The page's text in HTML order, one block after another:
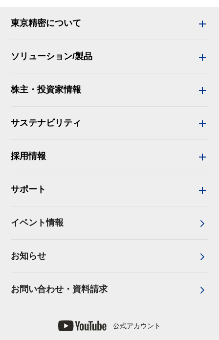
東京精密について
ソリューション/製品
株主・投資家情報
サステナビリティ
採用情報
サポート
イベント情報
お知らせ
お問い合わせ・資料請求
公式アカウント